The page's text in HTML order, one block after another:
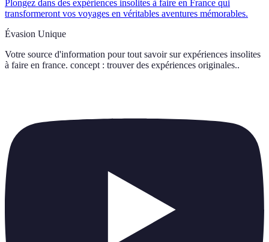
Plongez dans des expériences insolites à faire en France qui
transformeront vos voyages en véritables aventures mémorables.
Évasion Unique
Votre source d'information pour tout savoir sur expériences insolites
à faire en france. concept : trouver des expériences originales..